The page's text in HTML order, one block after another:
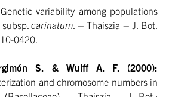
Genetic variability among populations
subsp.carinatum . – Thaiszia – J. Bot.
0420.
S. & Wulff A. F. (2000):
and chromosome numbers in